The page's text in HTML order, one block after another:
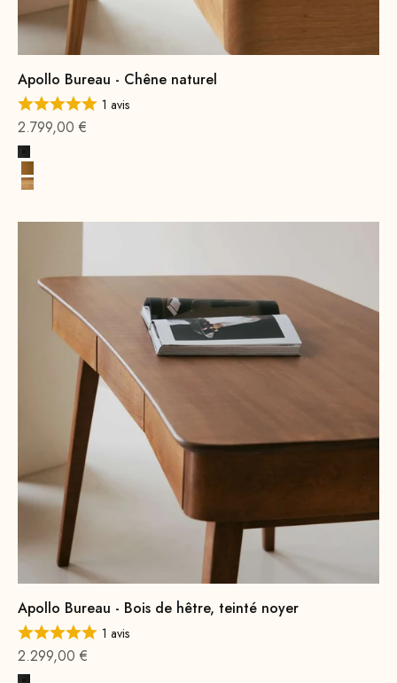
Apollo Bureau - Chêne naturel
1 avis
Offre à partir de
2.799,00 €
Noir
Cognac Premium
Bois de chêne, naturel
Apollo Bureau - Bois de hêtre, teinté noyer
1 avis
Offre à partir de
2.299,00 €